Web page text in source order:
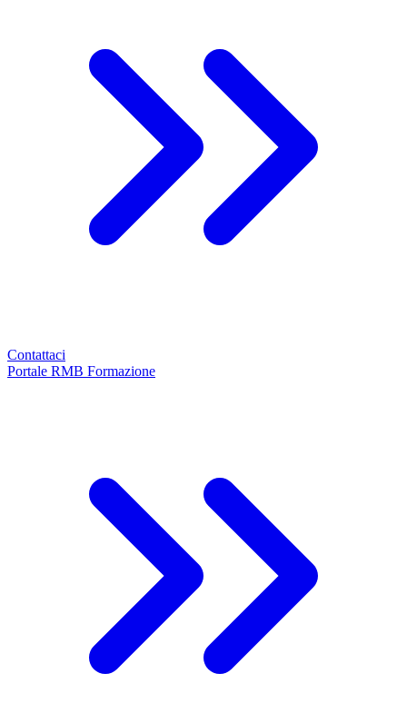
Contattaci
Portale RMB Formazione